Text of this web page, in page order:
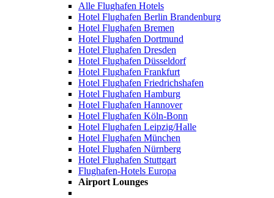
Alle Flughafen Hotels
Hotel Flughafen Berlin Brandenburg
Hotel Flughafen Bremen
Hotel Flughafen Dortmund
Hotel Flughafen Dresden
Hotel Flughafen Düsseldorf
Hotel Flughafen Frankfurt
Hotel Flughafen Friedrichshafen
Hotel Flughafen Hamburg
Hotel Flughafen Hannover
Hotel Flughafen Köln-Bonn
Hotel Flughafen Leipzig/Halle
Hotel Flughafen München
Hotel Flughafen Nürnberg
Hotel Flughafen Stuttgart
Flughafen-Hotels Europa
Airport Lounges